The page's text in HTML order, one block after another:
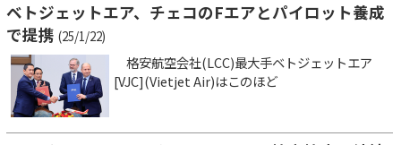
ベトジェットエア、チェコのFエアとパイロット養成
で提携 (25/1/22)
格安航空会社(LCC)最大手ベトジェットエア
[VJC](Vietjet Air)はこのほど